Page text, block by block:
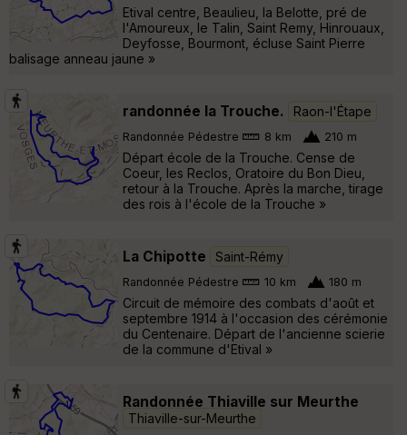
Etival centre, Beaulieu, la Belotte, pré de
l'Amoureux, le Talin, Saint Remy, Hinrouaux,
Deyfosse, Bourmont, écluse Saint Pierre
balisage anneau jaune »
randonnée la Trouche. Raon-l'Étape
Randonnée Pédestre 8 km 210 m
Départ école de la Trouche. Cense de
Coeur, les Reclos, Oratoire du Bon Dieu,
retour à la Trouche. Après la marche, tirage
des rois à l'école de la Trouche »
La Chipotte Saint-Rémy
Randonnée Pédestre 10 km 180 m
Circuit de mémoire des combats d'août et
septembre 1914 à l'occasion des cérémonie
du Centenaire. Départ de l'ancienne scierie
de la commune d'Etival »
Randonnée Thiaville sur Meurthe
Thiaville-sur-Meurthe